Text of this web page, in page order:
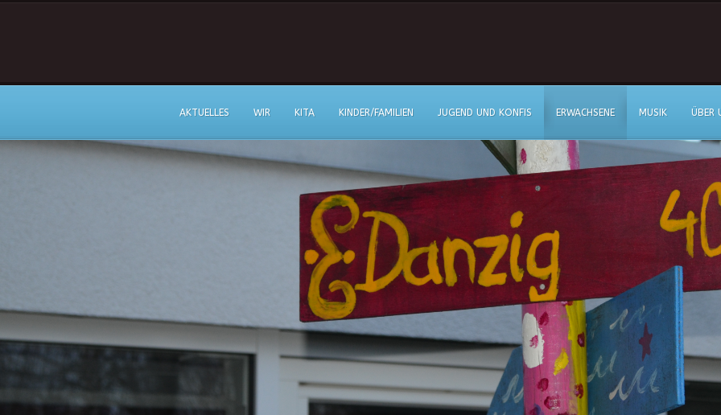
AKTUELLES WIR KITA KINDER/FAMILIEN JUGEND UND KONFIS ERWACHSENE MUSIK ÜBER